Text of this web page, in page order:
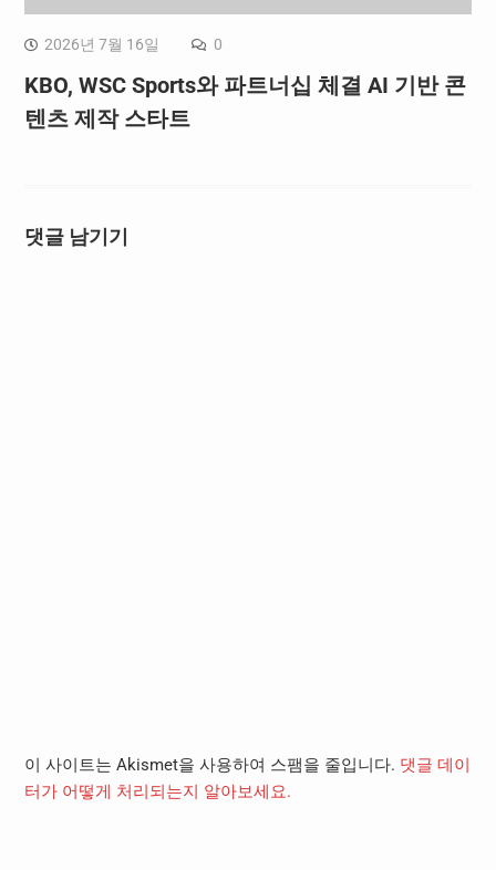
2026년 7월 16일 0
KBO, WSC Sports와 파트너십 체결 AI 기반 콘
텐츠 제작 스타트
댓글 남기기
이 사이트는 Akismet을 사용하여 스팸을 줄입니다. 댓글 데이
터가 어떻게 처리되는지 알아보세요.